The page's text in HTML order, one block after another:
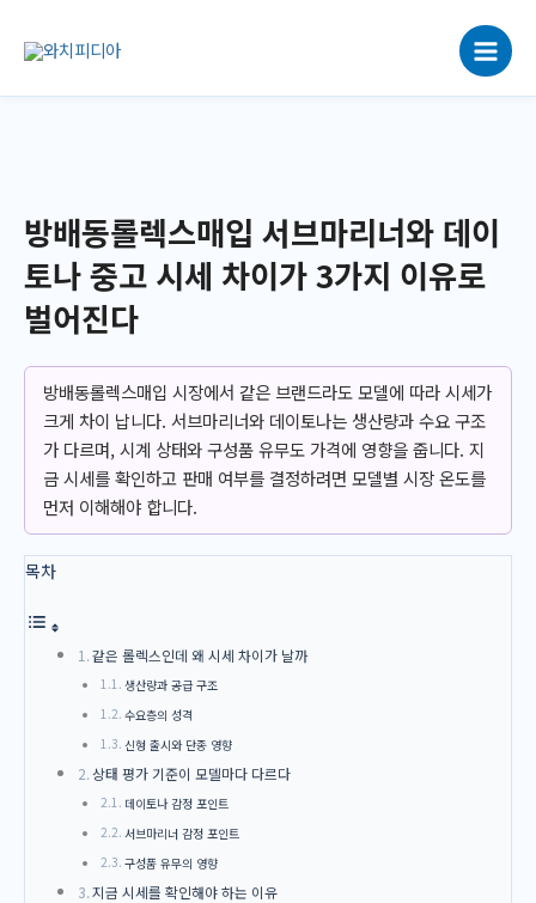
로
방배동롤렉스매입 서브마리너와 데이
토나 중고 시세 차이가 3가지 이유로
벌어진다
방배동롤렉스매입 시장에서 같은 브랜드라도 모델에 따라 시세가
크게 차이 납니다. 서브마리너와 데이토나는 생산량과 수요 구조
가 다르며, 시계 상태와 구성품 유무도 가격에 영향을 줍니다. 지
금 시세를 확인하고 판매 여부를 결정하려면 모델별 시장 온도를
먼저 이해해야 합니다.
목차
같은 롤렉스인데 왜 시세 차이가 날까
생산량과 공급 구조
수요층의 성격
신형 출시와 단종 영향
상태 평가 기준이 모델마다 다르다
데이토나 감정 포인트
서브마리너 감정 포인트
구성품 유무의 영향
지금 시세를 확인해야 하는 이유